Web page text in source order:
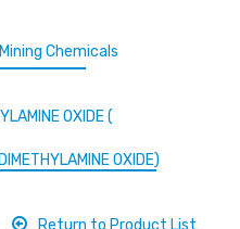
Chemicals
OXIDE (
OXIDE)
Return to Product List